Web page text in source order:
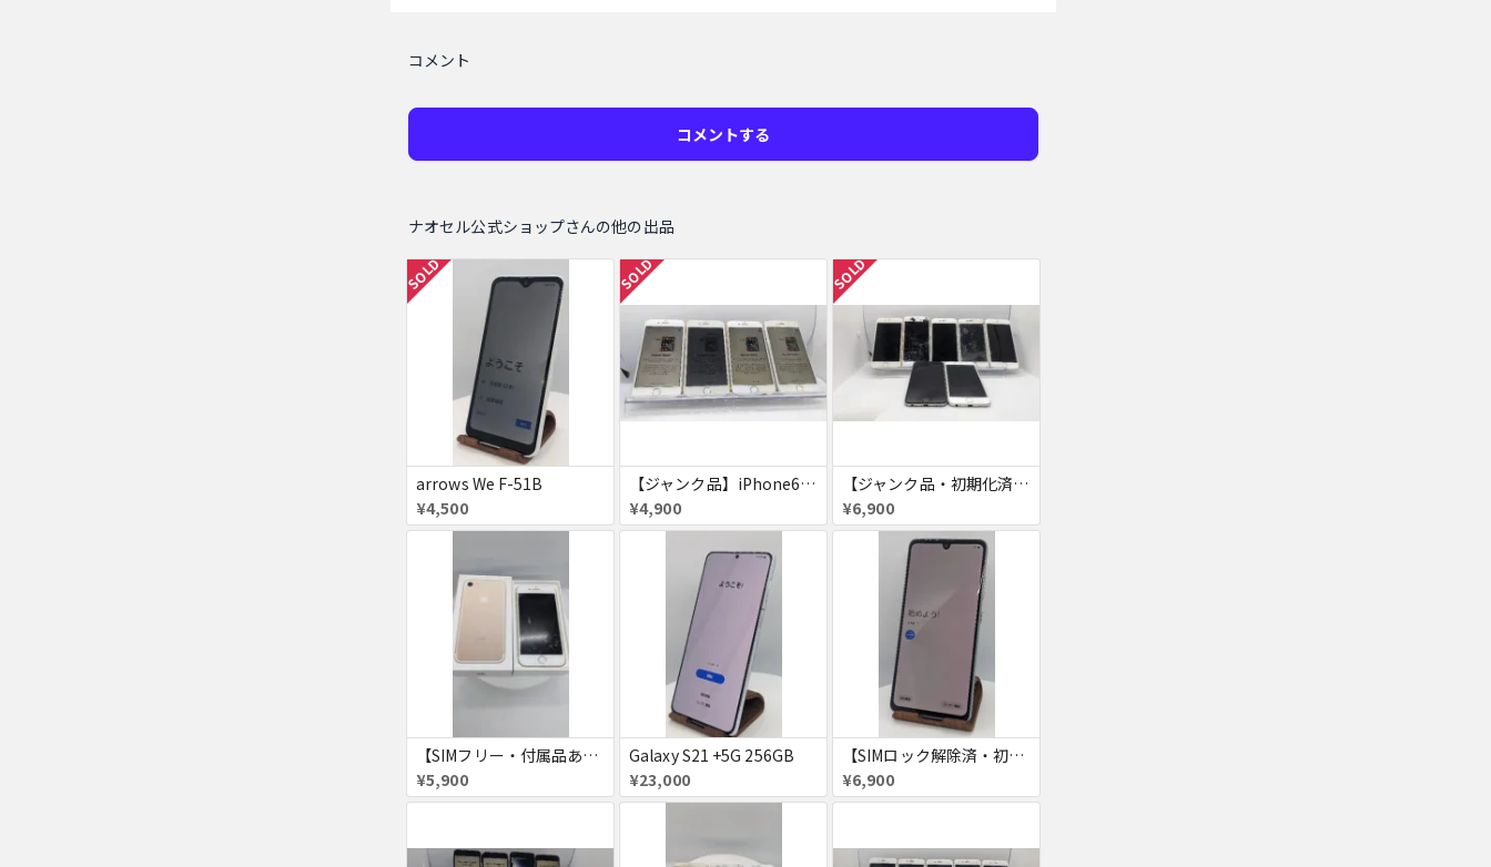
コメント
コメントする
ナオセル公式ショップさんの他の出品
SOLD
arrows We F-51B
¥4,500
SOLD
【ジャンク品】iPhone6s ４台セット
¥4,900
SOLD
【ジャンク品・初期化済・SIMロック解除済】iPhone6 7台セット
¥6,900
【SIMフリー・付属品あり】iPhone 7 128GB
¥5,900
Galaxy S21 +5G 256GB
¥23,000
【SIMロック解除済・初期化済】Galaxy A41 SCV48
¥6,900